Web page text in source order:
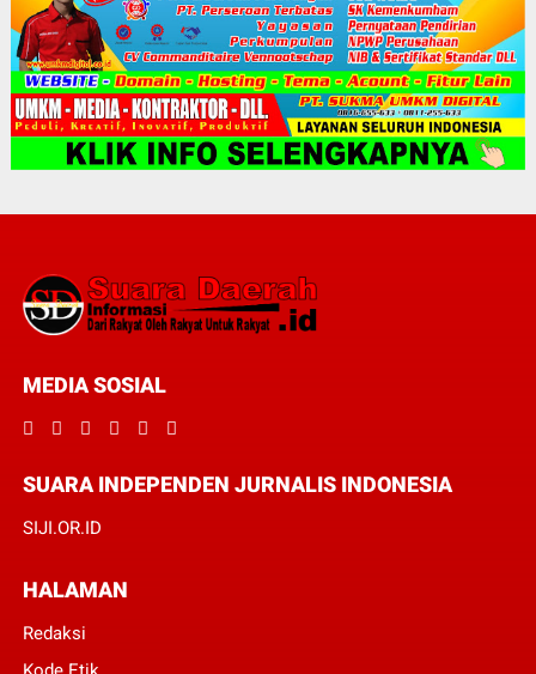
MEDIA SOSIAL
SUARA INDEPENDEN JURNALIS INDONESIA
SIJI.OR.ID
HALAMAN
Redaksi